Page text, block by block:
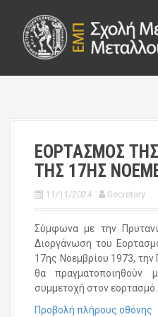
ΕΟΡΤΑΣΜΟΣ
ΤΗΣ 17ΗΣ
11/11/2024 Secretary
Σύμφωνα με την
Διοργάνωση του
17ης Νοεμβρίου 1973,
θα πραγματοποιηθούν
συμμετοχή στον εορτασμό.
Προβολή πλήρους οθόνης